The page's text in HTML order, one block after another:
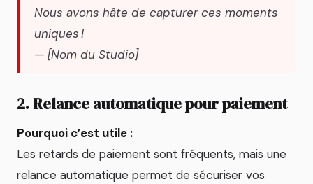
Nous avons hâte de capturer ces moments
uniques !
— [Nom du Studio]
2. Relance automatique pour paiement
Pourquoi c’est utile :
Les retards de paiement sont fréquents, mais une
relance automatique permet de sécuriser vos